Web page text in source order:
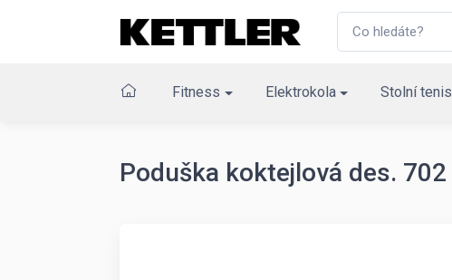
Fitness Elektrokola Stolní tenis
Poduška koktejlová des. 702